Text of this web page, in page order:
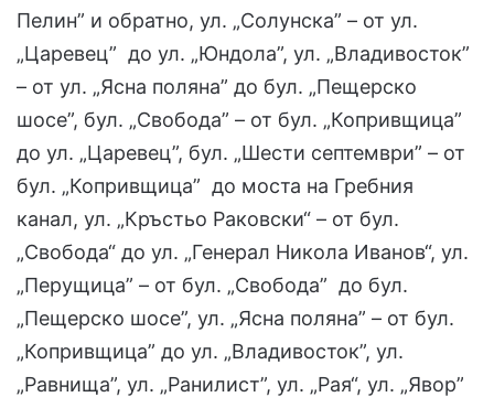
Пелин” и обратно, ул. „Солунска” – от ул.
„Царевец” до ул. „Юндола”, ул. „Владивосток”
– от ул. „Ясна поляна” до бул. „Пещерско
шосе”, бул. „Свобода” – от бул. „Копривщица”
до ул. „Царевец”, бул. „Шести септември” – от
бул. „Копривщица” до моста на Гребния
канал, ул. „Кръстьо Раковски“ – от бул.
„Свобода“ до ул. „Генерал Никола Иванов“, ул.
„Перущица” – от бул. „Свобода” до бул.
„Пещерско шосе”, ул. „Ясна поляна” – от бул.
„Копривщица” до ул. „Владивосток”, ул.
„Равнища”, ул. „Ранилист”, ул. „Рая“, ул. „Явор”